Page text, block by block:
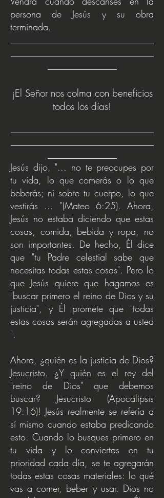
persona de Jesús y su obra
terminada.
¡El Señor nos colma con beneficios
todos los días!
Jesús dijo, "... no te preocupes por
tu vida, lo que comerás o lo que
beberás; ni sobre tu cuerpo, lo que
vestirás ... "(Mateo 6:25). Ahora,
Jesús no estaba diciendo que estas
cosas, comida, bebida y ropa, no
son importantes. De hecho, Él dice
que "tu Padre celestial sabe que
necesitas todas estas cosas". Pero lo
que Jesús quiere que hagamos es
"buscar primero el reino de Dios y su
justicia", y Él promete que "todas
estas cosas serán agregadas a usted
".
Ahora, ¿quién es la justicia de Dios?
Jesucristo. ¿Y quién es el rey del
"reino de Dios" que debemos
buscar? Jesucristo (Apocalipsis
19:16)! Jesús realmente se refería a
sí mismo cuando estaba predicando
esto. Cuando lo busques primero en
tu vida y lo conviertas en tu
prioridad cada día, se te agregarán
todas estas cosas materiales: lo qué
vas a comer, beber y usar. Dios no